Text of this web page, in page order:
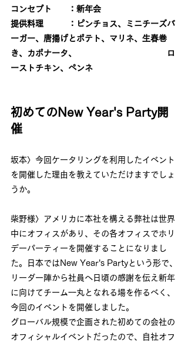
コンセプト　　：新年会
提供料理　　　：ピンチョス、ミニチーズバ
ーガー、唐揚げとポテト、マリネ、生春巻
き、カポナータ、　　　　　　　　　　　ロ
ーストチキン、ペンネ
初めてのNew Year's Party開
催
坂本〉今回ケータリングを利用したイベント
を開催した理由を教えていただけますでしょ
うか。
柴野様〉アメリカに本社を構える弊社は世界
中にオフィスがあり、その各オフィスでホリ
デーパーティーを開催することになりまし
た。日本ではNew Year's Partyという形で、
リーダー陣から社員へ日頃の感謝を伝え新年
に向けてチーム一丸となれる場を作るべく、
今回のイベントを開催しました。
グローバル規模で企画された初めての会社の
オフィシャルイベントだったので、自社オフ